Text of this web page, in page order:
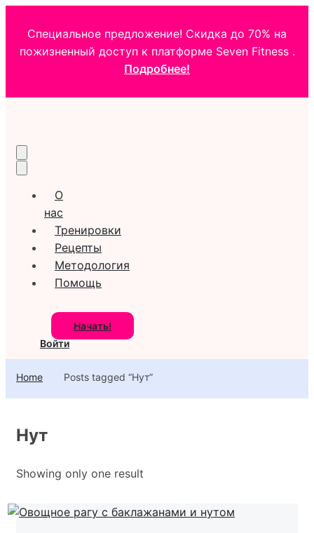
Специальное предложение! Скидка до 70% на
пожизненный доступ к платформе Seven Fitness .
Подробнее!
О
нас
Тренировки
Рецепты
Методология
Помощь
Начать!
Войти
Home Posts tagged “Нут”
Нут
Showing only one result